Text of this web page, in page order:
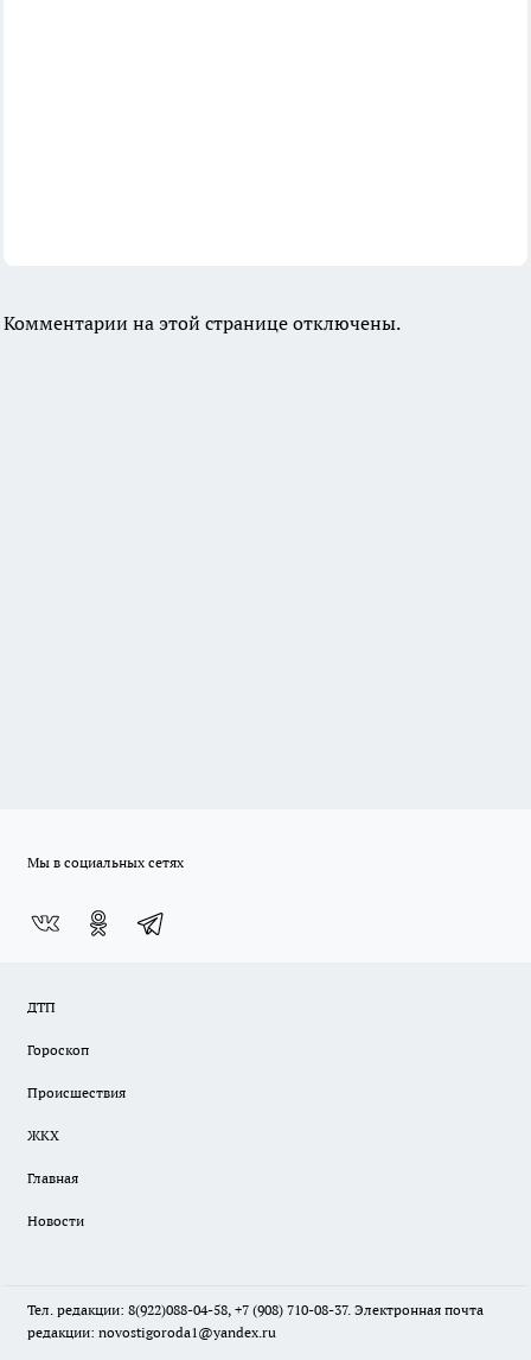
Комментарии на этой странице отключены.
Мы в социальных сетях
ДТП
Гороскоп
Происшествия
ЖКХ
Главная
Новости
Тел. редакции: 8(922)088-04-58, +7 (908) 710-08-37. Электронная почта
редакции: novostigoroda1@yandex.ru